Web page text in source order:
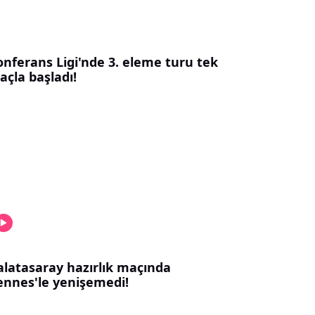
Ligi'nde 3. eleme turu tek
başladı!
hazırlık maçında
yenişemedi!